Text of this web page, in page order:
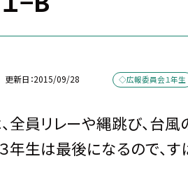
更新日 2015/09/28 ◇広報委員会１年生
全員リレーや縄跳び、台
年生は最後になるので、